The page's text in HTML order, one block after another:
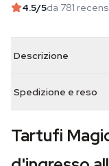
4.5/5da 781
Descrizione
Spedizione e reso
Tartufi